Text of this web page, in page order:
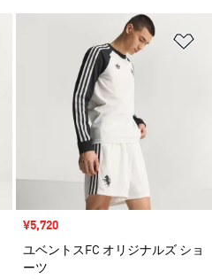
ほしいものリストに追加
セール価格
¥5,720
ユベントスFC オリジナルズ ショ
ーツ